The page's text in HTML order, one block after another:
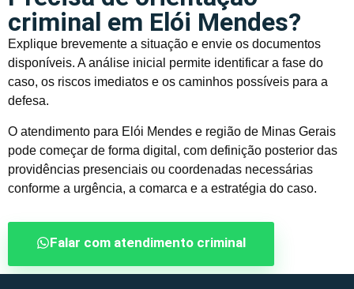
criminal em Elói Mendes?
Explique brevemente a situação e envie os documentos
disponíveis. A análise inicial permite identificar a fase do
caso, os riscos imediatos e os caminhos possíveis para a
defesa.
O atendimento para Elói Mendes e região de Minas Gerais
pode começar de forma digital, com definição posterior das
providências presenciais ou coordenadas necessárias
conforme a urgência, a comarca e a estratégia do caso.
Falar com atendimento criminal